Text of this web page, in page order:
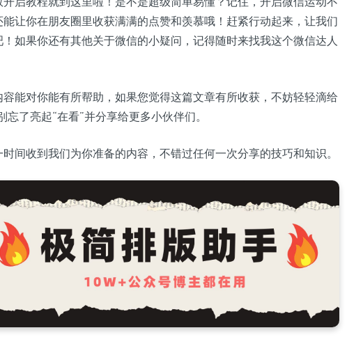
让你在朋友圈里收获满满的点赞和羡慕哦！赶紧行动起来，让我们
如果你还有其他关于微信的小疑问，记得随时来找我这个微信达人
能对你能有所帮助，如果您觉得这篇文章有所收获，不妨轻轻滴给
忘了亮起“在看”并分享给更多小伙伴们。
间收到我们为你准备的内容，不错过任何一次分享的技巧和知识。